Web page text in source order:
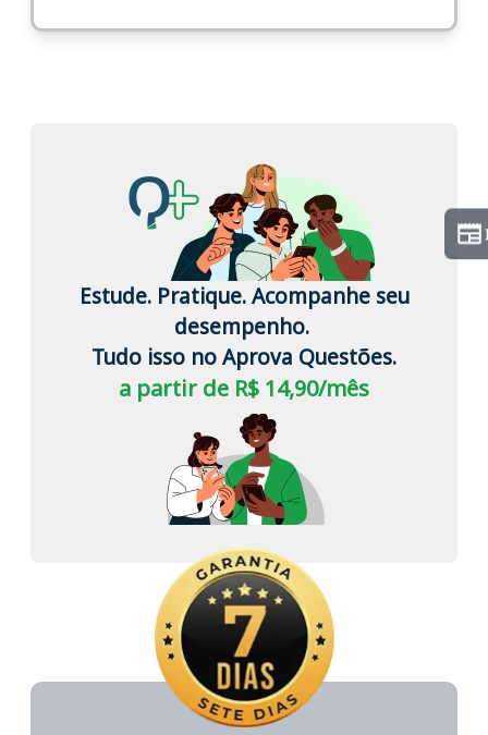
Estude. Pratique. Acompanhe seu
desempenho.
Tudo isso no Aprova Questões.
a partir de R$ 14,90/mês